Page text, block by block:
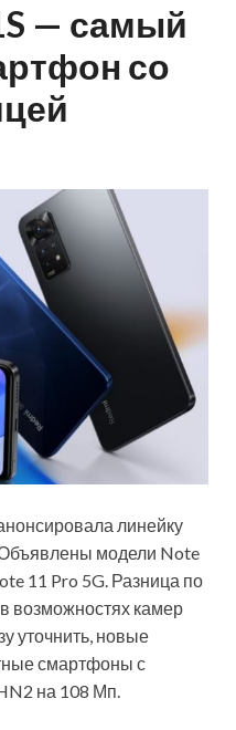
— самый
со
линейку
модели Note
11 Pro 5G. Разница по
возможностях камер
уточнить, новые
смартфоны с
на 108 Мп.